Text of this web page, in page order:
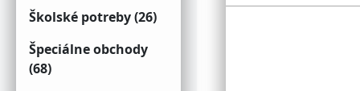
Školské potreby (26)
Špeciálne obchody
(68)